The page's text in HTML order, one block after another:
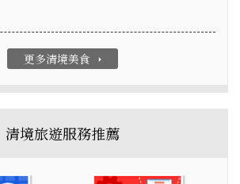
更多清境美食 arrow_right
清境旅遊服務推薦